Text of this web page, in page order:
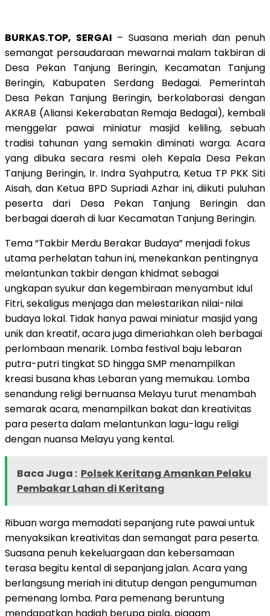
BURKAS.TOP, SERGAI – Suasana meriah dan penuh
semangat persaudaraan mewarnai malam takbiran di
Desa Pekan Tanjung Beringin, Kecamatan Tanjung
Beringin, Kabupaten Serdang Bedagai. Pemerintah
Desa Pekan Tanjung Beringin, berkolaborasi dengan
AKRAB (Aliansi Kekerabatan Remaja Bedagai), kembali
menggelar pawai miniatur masjid keliling, sebuah
tradisi tahunan yang semakin diminati warga. Acara
yang dibuka secara resmi oleh Kepala Desa Pekan
Tanjung Beringin, Ir. Indra Syahputra, Ketua TP PKK Siti
Aisah, dan Ketua BPD Supriadi Azhar ini, diikuti puluhan
peserta dari Desa Pekan Tanjung Beringin dan
berbagai daerah di luar Kecamatan Tanjung Beringin.
Tema “Takbir Merdu Berakar Budaya” menjadi fokus
utama perhelatan tahun ini, menekankan pentingnya
melantunkan takbir dengan khidmat sebagai
ungkapan syukur dan kegembiraan menyambut Idul
Fitri, sekaligus menjaga dan melestarikan nilai-nilai
budaya lokal. Tidak hanya pawai miniatur masjid yang
unik dan kreatif, acara juga dimeriahkan oleh berbagai
perlombaan menarik. Lomba festival baju lebaran
putra-putri tingkat SD hingga SMP menampilkan
kreasi busana khas Lebaran yang memukau. Lomba
senandung religi bernuansa Melayu turut menambah
semarak acara, menampilkan bakat dan kreativitas
para peserta dalam melantunkan lagu-lagu religi
dengan nuansa Melayu yang kental.
Baca Juga : Polsek Keritang Amankan Pelaku
Pembakar Lahan di Keritang
Ribuan warga memadati sepanjang rute pawai untuk
menyaksikan kreativitas dan semangat para peserta.
Suasana penuh kekeluargaan dan kebersamaan
terasa begitu kental di sepanjang jalan. Acara yang
berlangsung meriah ini ditutup dengan pengumuman
pemenang lomba. Para pemenang beruntung
mendapatkan hadiah berupa piala, piagam